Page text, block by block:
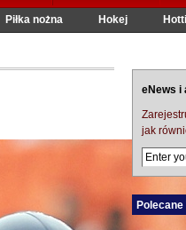
Piłka nożna Hokej
eNews i
jak
Polecane